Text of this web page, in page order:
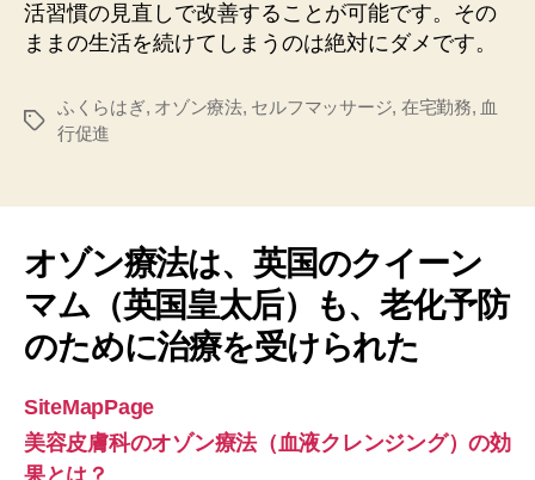
活習慣の見直しで改善することが可能です。その
ままの生活を続けてしまうのは絶対にダメです。
タ
ふくらはぎ, オゾン療法, セルフマッサージ, 在宅勤務, 血
行促進
オゾン療法は、英国のクイーン
マム（英国皇太后）も、老化予防
のために治療を受けられた
SiteMapPage
美容皮膚科のオゾン療法（血液クレンジング）の効
果とは？